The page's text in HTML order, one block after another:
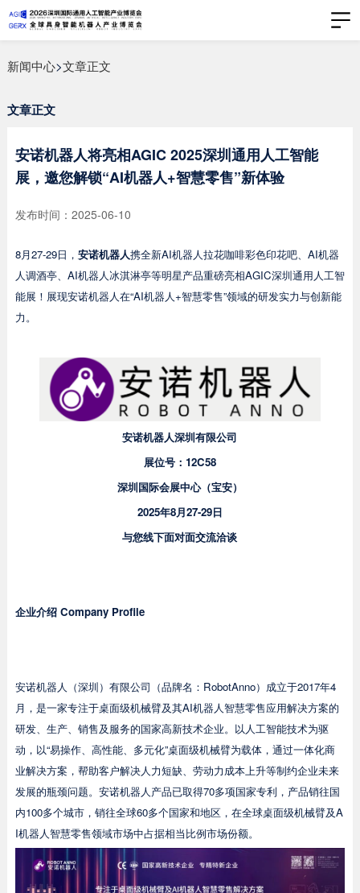
新闻中心>文章正文
文章正文
安诺机器人将亮相AGIC 2025深圳通用人工智能
展，邀您解锁“AI机器人+智慧零售”新体验
发布时间：2025-06-10
8月27-29日， 安诺机器人携全新AI机器人拉花咖啡彩色印花吧、AI机器
人调酒亭、AI机器人冰淇淋亭等明星产品重磅亮相AGIC深圳通用人工智
能展！展现安诺机器人在“AI机器人+智慧零售”领域的研发实力与创新能
力。
安诺机器人深圳有限公司
展位号：12C58
深圳国际会展中心（宝安）
2025年8月27-29日
与您线下面对面交流洽谈
企业介绍 Company Profile
安诺机器人（深圳）有限公司（品牌名：RobotAnno）成立于2017年4
月，是一家专注于桌面级机械臂及其AI机器人智慧零售应用解决方案的
研发、生产、销售及服务的国家高新技术企业。以人工智能技术为驱
动，以“易操作、高性能、多元化”桌面级机械臂为载体，通过一体化商
业解决方案，帮助客户解决人力短缺、劳动力成本上升等制约企业未来
发展的瓶颈问题。安诺机器人产品已取得70多项国家专利，产品销往国
内100多个城市，销往全球60多个国家和地区，在全球桌面级机械臂及A
I机器人智慧零售领域市场中占据相当比例市场份额。